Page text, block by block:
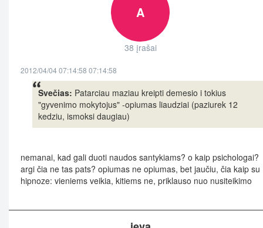
A
38 įrašai
2012/04/04 07:14:58 07:14:58
Svečias: Patarciau maziau kreipti demesio i tokius
"gyvenimo mokytojus" -opiumas liaudziai (paziurek 12
kedziu, ismoksi daugiau)
nemanai, kad gali duoti naudos santykiams? o kaip psichologai?
argi čia ne tas pats? opiumas ne opiumas, bet jaučiu, čia kaip su
hipnoze: vieniems veikia, kitiems ne, priklauso nuo nusiteikimo